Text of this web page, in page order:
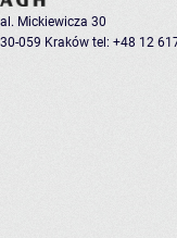
al. Mickiewicza 30
30-059 Kraków tel: +48 12